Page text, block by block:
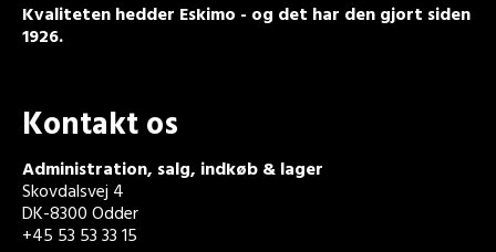
Kvaliteten hedder Eskimo - og det har den gjort siden
1926.
Kontakt os
Administration, salg, indkøb & lager
Skovdalsvej 4
DK-8300 Odder
+45 53 53 33 15